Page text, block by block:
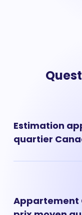
Estimation
quartier
Canada Jean
Appartement